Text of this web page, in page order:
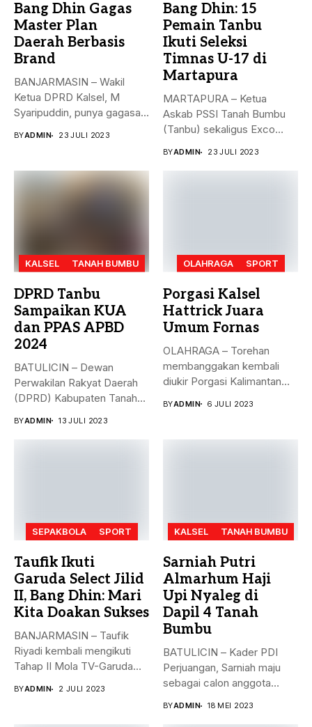
Bang Dhin Gagas
Master Plan
Daerah Berbasis
Brand
BANJARMASIN – Wakil
Ketua DPRD Kalsel, M
Syaripuddin, punya gagasan
BYADMIN 23 JULI 2023
Bang Dhin: 15
Pemain Tanbu
Ikuti Seleksi
Timnas U-17 di
Martapura
MARTAPURA – Ketua
Askab PSSI Tanah Bumbu
(Tanbu) sekaligus Exco
BYADMIN 23 JULI 2023
KALSEL TANAH BUMBU
DPRD Tanbu
Sampaikan KUA
dan PPAS APBD
2024
BATULICIN – Dewan
Perwakilan Rakyat Daerah
(DPRD) Kabupaten Tanah
BYADMIN 13 JULI 2023
OLAHRAGA SPORT
Porgasi Kalsel
Hattrick Juara
Umum Fornas
OLAHRAGA – Torehan
membanggakan kembali
diukir Porgasi Kalimantan
BYADMIN 6 JULI 2023
SEPAKBOLA SPORT
Taufik Ikuti
Garuda Select Jilid
II, Bang Dhin: Mari
Kita Doakan Sukses
BANJARMASIN – Taufik
Riyadi kembali mengikuti
Tahap II Mola TV-Garuda
BYADMIN 2 JULI 2023
KALSEL TANAH BUMBU
Sarniah Putri
Almarhum Haji
Upi Nyaleg di
Dapil 4 Tanah
Bumbu
BATULICIN – Kader PDI
Perjuangan, Sarniah maju
sebagai calon anggota
BYADMIN 18 MEI 2023